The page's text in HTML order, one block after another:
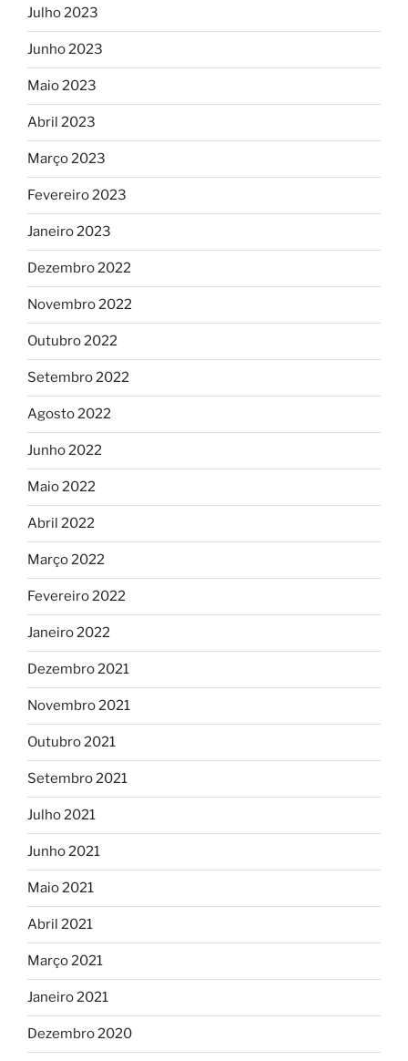
Julho 2023
Junho 2023
Maio 2023
Abril 2023
Março 2023
Fevereiro 2023
Janeiro 2023
Dezembro 2022
Novembro 2022
Outubro 2022
Setembro 2022
Agosto 2022
Junho 2022
Maio 2022
Abril 2022
Março 2022
Fevereiro 2022
Janeiro 2022
Dezembro 2021
Novembro 2021
Outubro 2021
Setembro 2021
Julho 2021
Junho 2021
Maio 2021
Abril 2021
Março 2021
Janeiro 2021
Dezembro 2020